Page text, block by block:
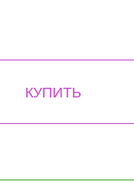
КУПИТЬ